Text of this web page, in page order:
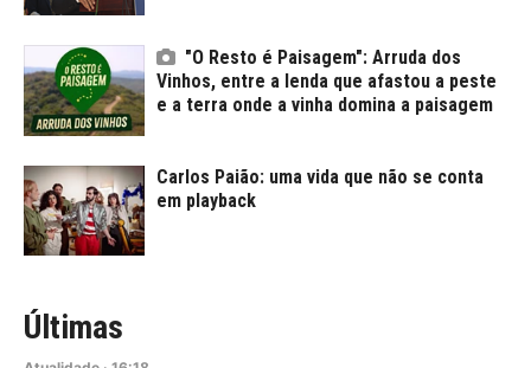
"O Resto é Paisagem": Arruda dos
Vinhos, entre a lenda que afastou a peste
e a terra onde a vinha domina a paisagem
Carlos Paião: uma vida que não se conta
em playback
Últimas